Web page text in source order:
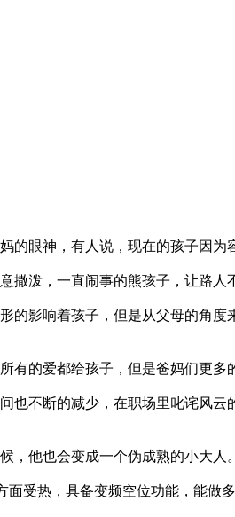
的眼神，有人说，现在的孩子因
撒泼，一直闹事的熊孩子，让路人
的影响着孩子，但是从父母的角
的爱都给孩子，但是爸妈们更多
也不断的减少，在职场里叱诧风
，他也会变成一个伪成熟的小大人。
受热，具备变频空位功能，能做